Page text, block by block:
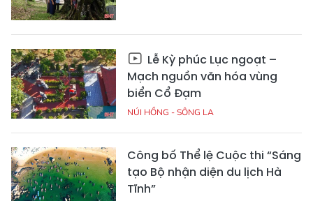
Lễ Kỳ phúc Lục ngoạt –
Mạch nguồn văn hóa vùng
biển Cổ Đạm
NÚI HỒNG - SÔNG LA
Công bố Thể lệ Cuộc thi “Sáng
tạo Bộ nhận diện du lịch Hà
Tĩnh”